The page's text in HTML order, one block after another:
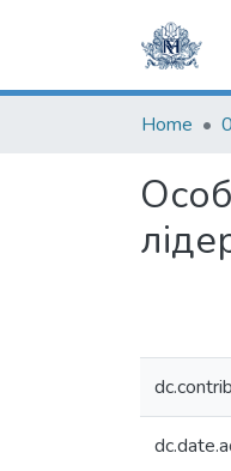
Home